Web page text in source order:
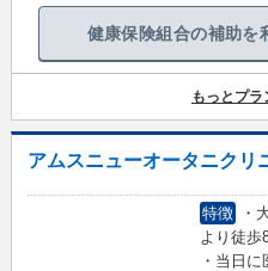
健康保険組合の補助を
もっとプラ
アムスニューオータニクリ
特徴
・
より徒歩
・当日